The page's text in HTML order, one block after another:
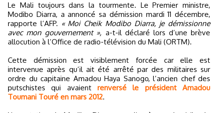
Le Mali toujours dans la tourmente. Le Premier ministre,
Modibo Diarra, a annoncé sa démission mardi 11 décembre,
rapporte l’AFP. « Moi Cheik Modibo Diarra, je démissionne
avec mon gouvernement », a-t-il déclaré lors d’une brève
allocution à l’Office de radio-télévision du Mali (ORTM).
Cette démission est visiblement forcée car elle est
intervenue après qu’il ait été arrêté par des militaires sur
ordre du capitaine Amadou Haya Sanogo, l’ancien chef des
putschistes qui avaient renversé le président Amadou
Toumani Touré en mars 2012.